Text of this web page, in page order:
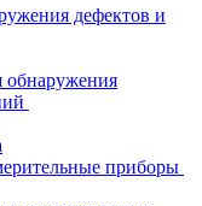
дефектов и
обнаружения
приборы